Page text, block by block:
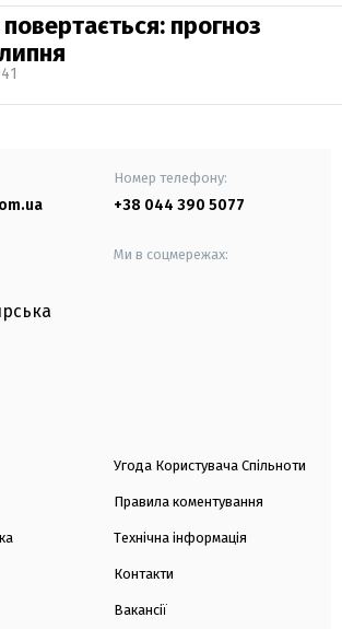
прогноз
Номер телефону:
+38 044 390 5077
Ми в соцмережах:
Угода Користувача Спільноти
Правила коментування
Технічна інформація
Контакти
Вакансії